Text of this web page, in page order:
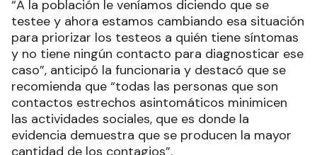
“A la población le veníamos diciendo que se
testee y ahora estamos cambiando esa situación
para priorizar los testeos a quién tiene síntomas
y no tiene ningún contacto para diagnosticar ese
caso”, anticipó la funcionaria y destacó que se
recomienda que “todas las personas que son
contactos estrechos asintomáticos minimicen
las actividades sociales, que es donde la
evidencia demuestra que se producen la mayor